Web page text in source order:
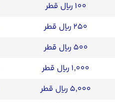
۱۰۰ ریال قطر
۲۵۰ ریال قطر
۵۰۰ ریال قطر
۱,۰۰۰ ریال قطر
۵,۰۰۰ ریال قطر